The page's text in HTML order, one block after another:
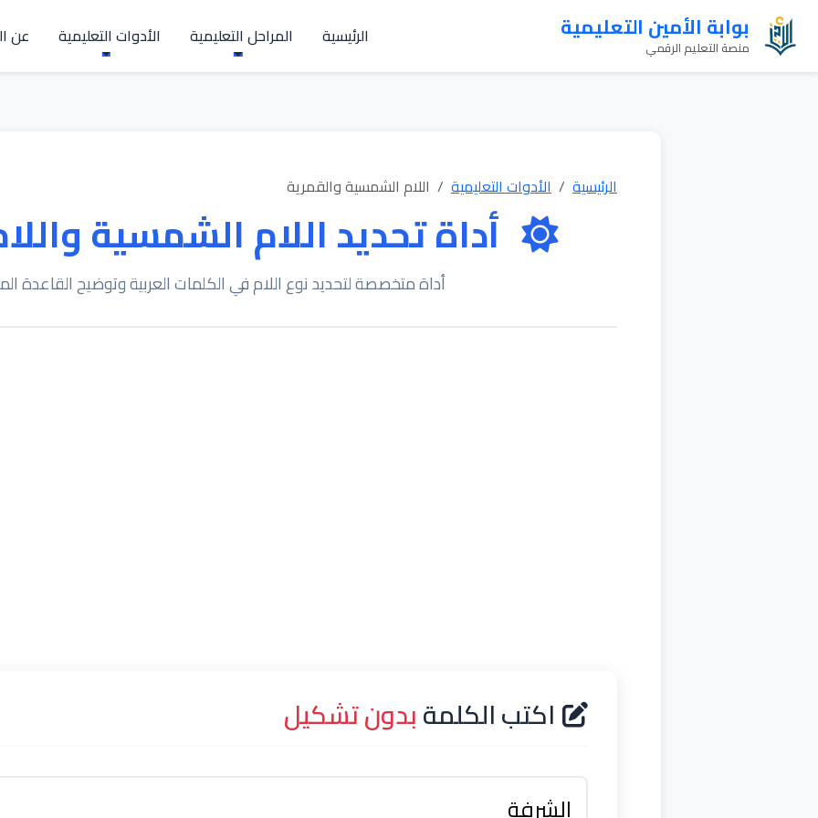
بوابة الأمين التعليمية
منصة التعليم الرقمي الرئيسية المراحل التعليمية الأدوات التعليمية عن
الرئيسية الأدوات التعليمية اللام الشمسية والقمرية
أداة تحديد اللام الشمسية
أداة متخصصة لتحديد نوع اللام في الكلمات العربية وتوضيح القاعدة
اكتب الكلمةبدون تشكيل